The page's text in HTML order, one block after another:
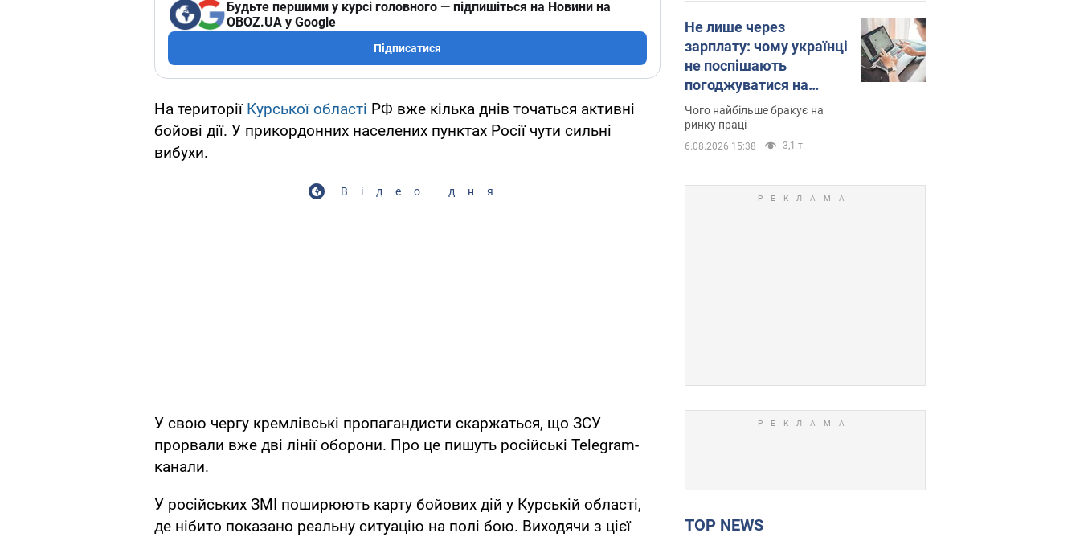
Будьте першими у курсі головного — підпишіться на Новини на
OBOZ.UA у Google
Підписатися
На території Курської області РФ вже кілька днів точаться активні
бойові дії. У прикордонних населених пунктах Росії чути сильні
вибухи.
Відео дня
У свою чергу кремлівські пропагандисти скаржаться, що ЗСУ
прорвали вже дві лінії оборони. Про це пишуть російські Telegram-
канали.
У російських ЗМІ поширюють карту бойових дій у Курській області,
де нібито показано реальну ситуацію на полі бою. Виходячи з цієї
Не лише через
зарплату: чому українці
не поспішають
погоджуватися на
вакансії
Чого найбільше бракує на
ринку праці
6.08.2026 15:38 3,1 т.
TOP NEWS